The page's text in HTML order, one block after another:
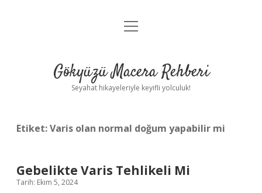
Anasayfa
Yasal Uyarı
menüyü
Gökyüzü Macera Rehberi
Seyahat hikayeleriyle keyifli yolculuk!
Etiket:Varis olan normal doğum yapabilir mi
Gebelikte Varis Tehlikeli Mi
Tarih: Ekim 5, 2024